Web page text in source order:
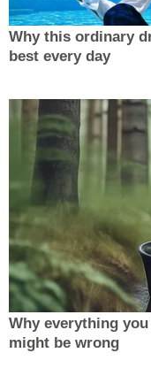
Why this ordinary
best every day
Why everything
might be wrong